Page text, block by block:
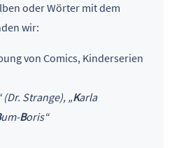
oder Wörter mit dem
wir:
von Comics, Kinderserien
(Dr. Strange), „Karla
um-Boris“